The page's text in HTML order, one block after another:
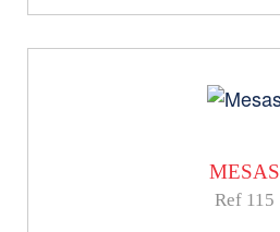
MESAS
Ref 115